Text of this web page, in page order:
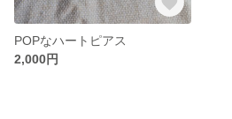
POPなハートピアス
2,000円